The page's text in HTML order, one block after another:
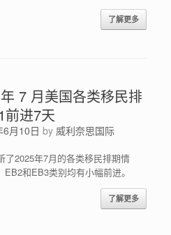
了解更多
7 月美国各类移民排
前进7天
月10日 by 威利奈思国际
了2025年7月的各类移民排期情
和EB3类别均有小幅前进。
了解更多